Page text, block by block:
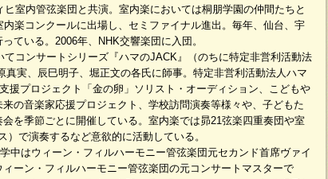
室内管弦楽団と共演。室内楽においては桐朋学園の仲間たちと
楽コンクールに出場し、セミファイナル進出。毎年、仙台、宇
ている。2006年、NHK交響楽団に入団。
コンサートシリーズ『ハマのJACK』（のちに特定非営利活動法
真実、辰巳明子、堀正文の各氏に師事。特定非営利活動法人ハマ
援プロジェクト「金の卵」ソリスト・オーディション、こどもや
の音楽家応援プロジェクト、学校訪問演奏等様々や、子どもた
を季節ごとに開催している。室内楽では昴21弦楽四重奏団や室
で演奏するなど意欲的に活動している。
中はウィーン・フィルハーモニー管弦楽団元セカンド首席ヴァイ
ーン・フィルハーモニー管弦楽団の元コンサートマスターで